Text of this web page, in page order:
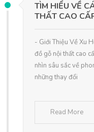
TÌM HIỂU VỀ
THẤT CAO
- Giới Thiệu Về Xu
đồ gỗ nội thất cao
nhìn sâu sắc về
những thay đổi
Read More